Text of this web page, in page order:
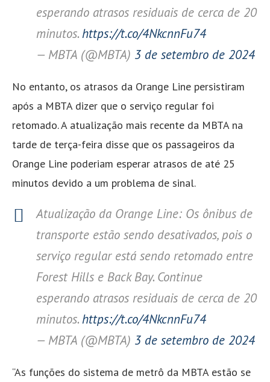
esperando atrasos residuais de cerca de 20
minutos.https://t.co/4NkcnnFu74
— MBTA (@MBTA) 3 de setembro de 2024
No entanto, os atrasos da Orange Line persistiram
após a MBTA dizer que o serviço regular foi
retomado. A atualização mais recente da MBTA na
tarde de terça-feira disse que os passageiros da
Orange Line poderiam esperar atrasos de até 25
minutos devido a um problema de sinal.
Atualização da Orange Line: Os ônibus de
transporte estão sendo desativados, pois o
serviço regular está sendo retomado entre
Forest Hills e Back Bay. Continue
esperando atrasos residuais de cerca de 20
minutos.https://t.co/4NkcnnFu74
— MBTA (@MBTA) 3 de setembro de 2024
“As funções do sistema de metrô da MBTA estão se